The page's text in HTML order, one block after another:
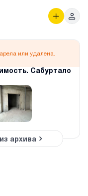
Сабуртало
или удалена.
архива